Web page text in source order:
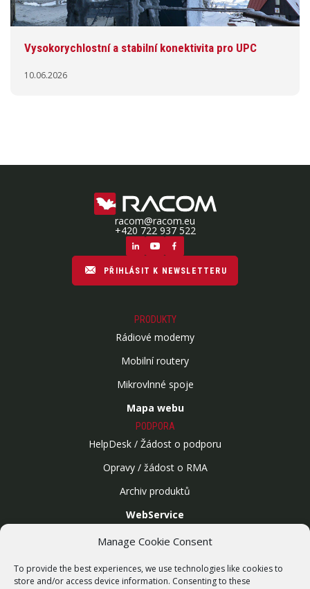
Manage Cookie Consent
To provide the best experiences, we use technologies like cookies to
store and/or access device information. Consenting to these
Vysokorychlostní a stabilní konektivita pro UPC
10.06.2026
racom@racom.eu
+420 722 937 522
PŘIHLÁSIT K NEWSLETTERU
PRODUKTY
Rádiové modemy
Mobilní routery
Mikrovlnné spoje
Mapa webu
PODPORA
HelpDesk / Žádost o podporu
Opravy / žádost o RMA
Archiv produktů
WebService
Bezdrátové sítě
Zakázková výroba